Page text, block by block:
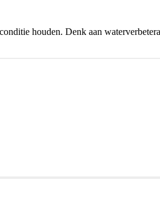
houden. Denk aan